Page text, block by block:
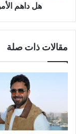
هل داهم
مقالات ذات صلة